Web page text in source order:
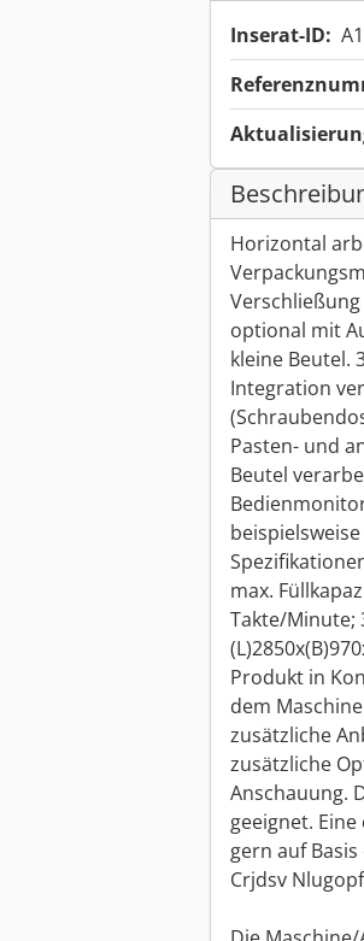
Inserat-ID:
Horizontal
optional mit
kleine Beutel.
Integration
Pasten- und
Beutel
max.
Takte/Minute;
Produkt in
dem
zusätzliche
zusätzliche
Anschauung.
geeignet.
gern auf
Crjdsv